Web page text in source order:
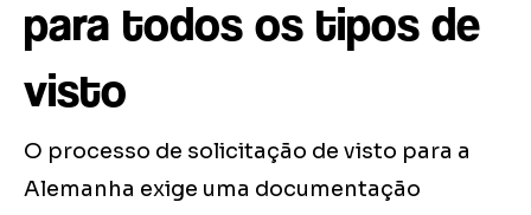
para todos os tipos de
visto
O processo de solicitação de visto para a
Alemanha exige uma documentação